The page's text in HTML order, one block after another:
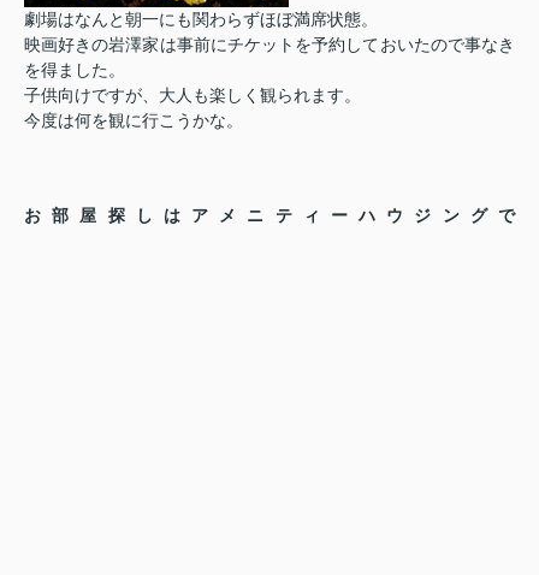
劇場はなんと朝一にも関わらずほぼ満席状態。
映画好きの岩澤家は事前にチケットを予約しておいたので事なき
を得ました。
子供向けですが、大人も楽しく観られます。
今度は何を観に行こうかな。
お部屋探しはアメニティーハウジングで